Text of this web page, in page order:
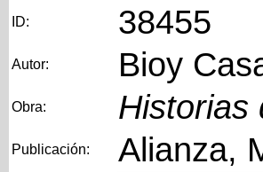
ID: 38455
Autor: Bioy
Obra: Historias
Publicación: Alianza,